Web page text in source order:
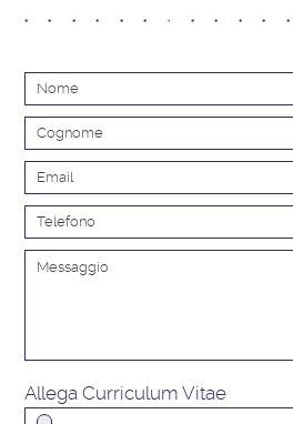
Allega Curriculum Vitae